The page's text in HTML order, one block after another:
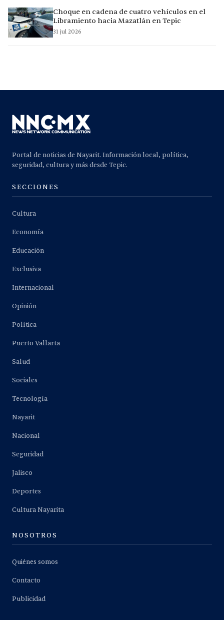
Choque en cadena de cuatro vehículos en el
Libramiento hacia Mazatlán en Tepic
31 jul 2026
Portal de noticias de Nayarit. Información local, política,
seguridad, cultura y más desde Tepic.
SECCIONES
Cultura
Economía
Educación
Exclusiva
Internacional
Opinión
Política
Puerto Vallarta
Salud
Sociales
Tecnología
Nayarit
Nacional
Seguridad
Jalisco
Deportes
Cultura Nayarita
NOSOTROS
Quiénes somos
Contacto
Publicidad